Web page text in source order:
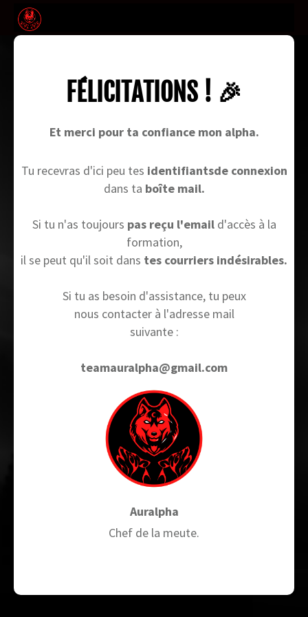
FÉLICITATIONS ! 🎉
Et merci pour ta confiance mon alpha.
Tu recevras d'ici peu tes identifiantsde connexion
dans ta boîte mail.
Si tu n'as toujours pas reçu l'emaild'accès à la
formation,
il se peut qu'il soit dans tes courriers indésirables.
Si tu as besoin d'assistance, tu peux
nous contacter à l'adresse mail
suivante :
teamauralpha@gmail.com
Auralpha
Chef de la meute.